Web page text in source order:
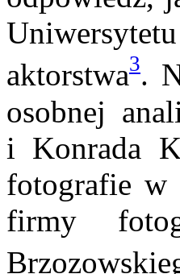
aktorstwa3.
osobnej
i Konrada
fotografie w
firmy